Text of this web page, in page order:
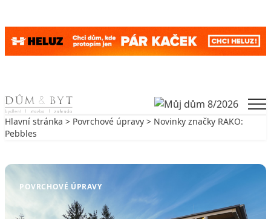
Skip to content
Hlavní stránka > Povrchové úpravy > Novinky značky RAKO:
Pebbles
POVRCHOVÉ ÚPRAVY